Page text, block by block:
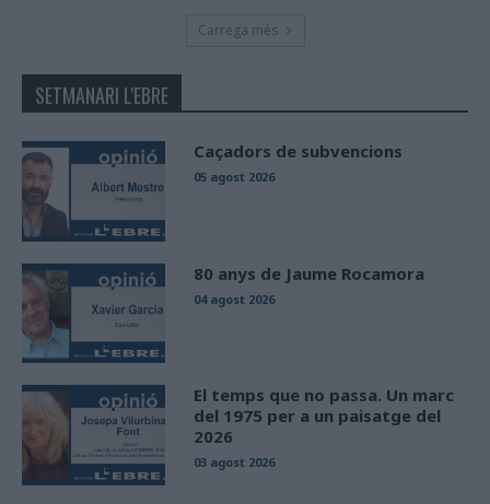
Carrega més
SETMANARI L'EBRE
Caçadors de subvencions
05 agost 2026
80 anys de Jaume Rocamora
04 agost 2026
El temps que no passa. Un marc
del 1975 per a un paisatge del
2026
03 agost 2026